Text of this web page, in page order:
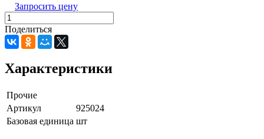
Запросить цену
Поделиться
Характеристики
Прочие
Артикул
925024
Базовая единица шт